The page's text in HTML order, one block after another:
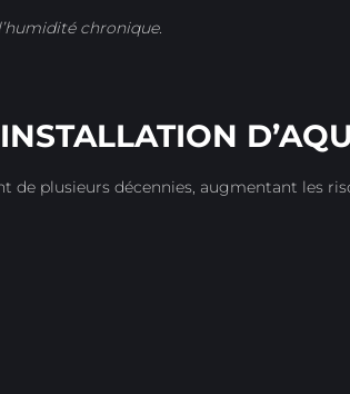
chronique.
de plusieurs décennies, augmentant les